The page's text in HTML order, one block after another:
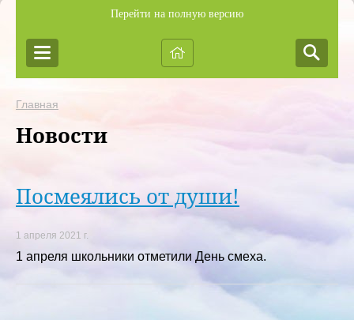
Перейти на полную версию
Главная
Новости
Посмеялись от души!
1 апреля 2021 г.
1 апреля школьники отметили День смеха.